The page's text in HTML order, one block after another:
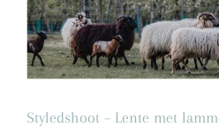
Styledshoot – Lente met